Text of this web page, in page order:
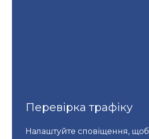
Перевірка трафіку
Налаштуйте сповіщення, щоб